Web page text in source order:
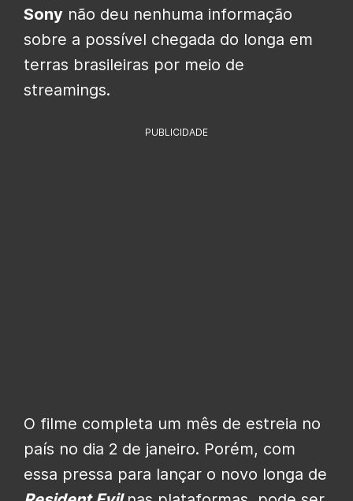
Sony não deu nenhuma informação
sobre a possível chegada do longa em
terras brasileiras por meio de
streamings.
PUBLICIDADE
O filme completa um mês de estreia no
país no dia 2 de janeiro. Porém, com
essa pressa para lançar o novo longa de